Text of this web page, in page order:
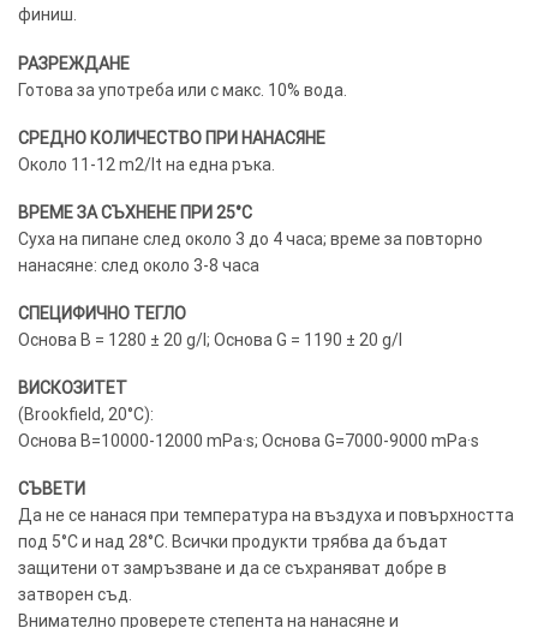
финиш.
РАЗРЕЖДАНЕ
Готова за употреба или с макс. 10% вода.
СРЕДНО КОЛИЧЕСТВО ПРИ НАНАСЯНЕ
Около 11-12 m2/lt на една ръка.
ВРЕМЕ ЗА СЪХНЕНЕ ПРИ 25°C
Суха на пипане след около 3 до 4 часа; време за повторно
нанасяне: след около 3-8 часа
СПЕЦИФИЧНО ТЕГЛО
Основа B = 1280 ± 20 g/l; Основа G = 1190 ± 20 g/l
ВИСКОЗИТЕТ
(Brookfield, 20°C):
Основа B=10000-12000 mPa·s; Основа G=7000-9000 mPa·s
СЪВЕТИ
Да не се нанася при температура на въздуха и повърхността
под 5°C и над 28°C. Всички продукти трябва да бъдат
защитени от замръзване и да се съхраняват добре в
затворен съд.
Внимателно проверете степента на нанасяне и